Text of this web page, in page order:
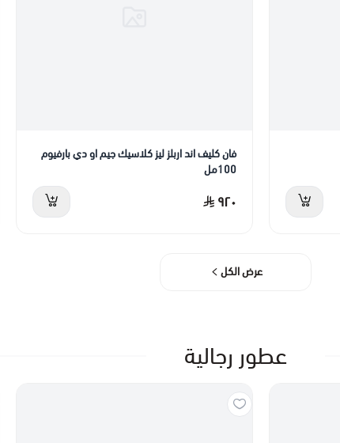
فان كليف اند اربلز ليز كلاسيك جيم او دي بارفيوم
100مل
٩٢٠
عرض الكل
عطور رجالية